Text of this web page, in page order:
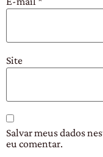
Site
Salvar meus dados
eu comentar.